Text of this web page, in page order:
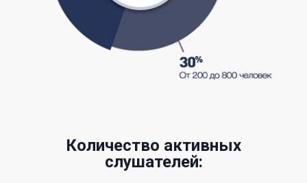
Количество активных
слушателей: